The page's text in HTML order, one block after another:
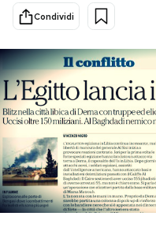
Cultura
Economia
Sport
PODCAST
NEWSLETTER
Condividi